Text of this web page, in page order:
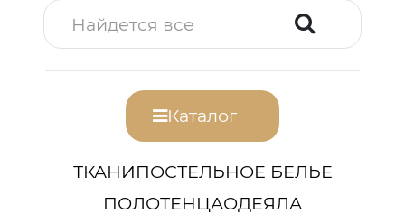
Каталог
ТКАНИПОСТЕЛЬНОЕ БЕЛЬЕ
ПОЛОТЕНЦАОДЕЯЛА